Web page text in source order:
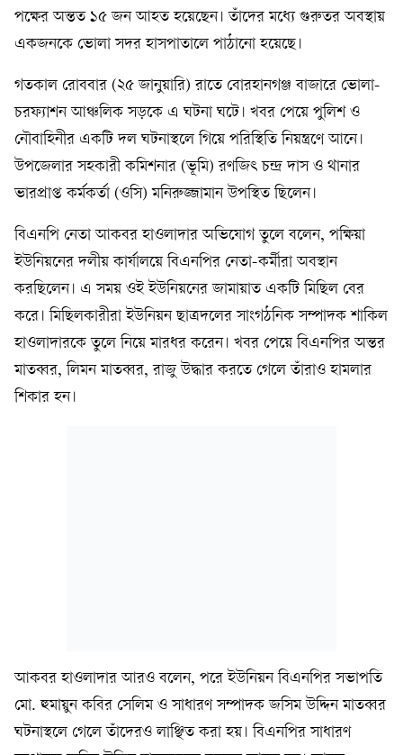
পক্ষের অন্তত ১৫ জন আহত হয়েছেন। তাঁদের মধ্যে গুরুতর অবস্থায়
একজনকে ভোলা সদর হাসপাতালে পাঠানো হয়েছে।
গতকাল রোববার (২৫ জানুয়ারি) রাতে বোরহানগঞ্জ বাজারে ভোলা-
চরফ্যাশন আঞ্চলিক সড়কে এ ঘটনা ঘটে। খবর পেয়ে পুলিশ ও
নৌবাহিনীর একটি দল ঘটনাস্থলে গিয়ে পরিস্থিতি নিয়ন্ত্রণে আনে।
উপজেলার সহকারী কমিশনার (ভূমি) রণজিৎ চন্দ্র দাস ও থানার
ভারপ্রাপ্ত কর্মকর্তা (ওসি) মনিরুজ্জামান উপস্থিত ছিলেন।
বিএনপি নেতা আকবর হাওলাদার অভিযোগ তুলে বলেন, পক্ষিয়া
ইউনিয়নের দলীয় কার্যালয়ে বিএনপির নেতা-কর্মীরা অবস্থান
করছিলেন। এ সময় ওই ইউনিয়নের জামায়াত একটি মিছিল বের
করে। মিছিলকারীরা ইউনিয়ন ছাত্রদলের সাংগঠনিক সম্পাদক শাকিল
হাওলাদারকে তুলে নিয়ে মারধর করেন। খবর পেয়ে বিএনপির অন্তর
মাতব্বর, লিমন মাতব্বর, রাজু উদ্ধার করতে গেলে তাঁরাও হামলার
শিকার হন।
আকবর হাওলাদার আরও বলেন, পরে ইউনিয়ন বিএনপির সভাপতি
মো. হুমায়ুন কবির সেলিম ও সাধারণ সম্পাদক জসিম উদ্দিন মাতব্বর
ঘটনাস্থলে গেলে তাঁদেরও লাঞ্ছিত করা হয়। বিএনপির সাধারণ